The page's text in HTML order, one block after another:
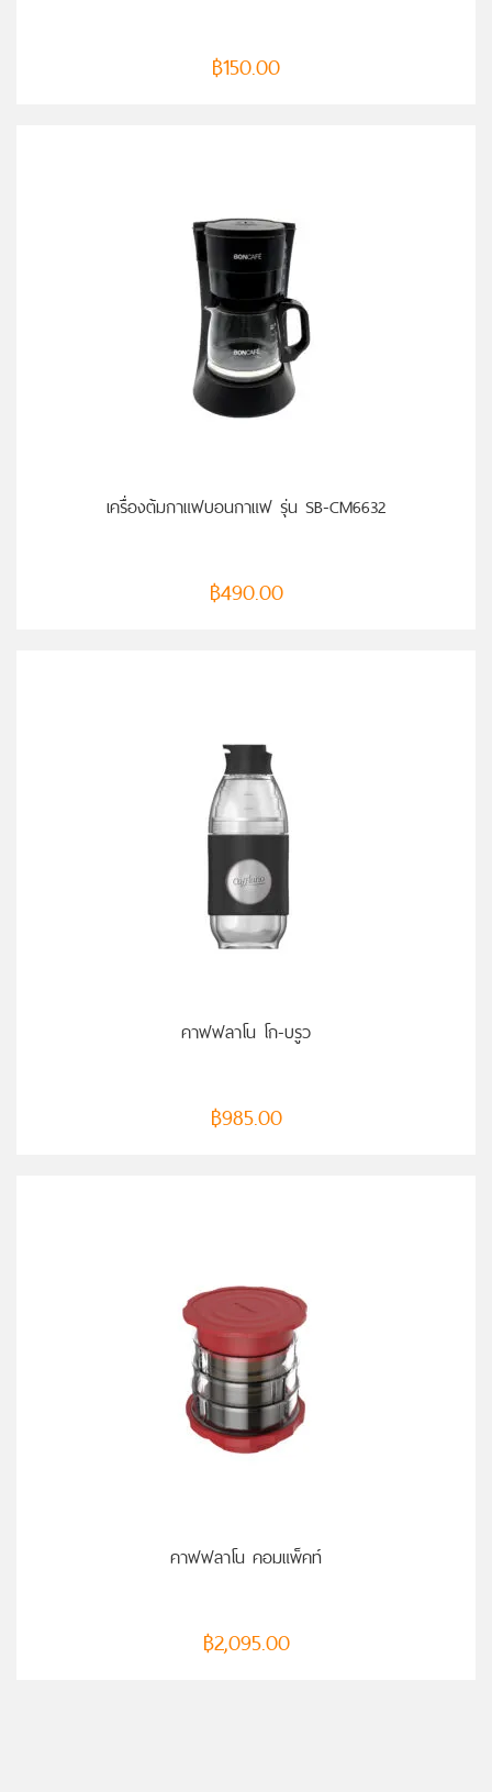
฿150.00
เครื่องต้มกาแฟบอนกาแฟ รุ่น SB-CM6632
฿490.00
คาฟฟลาโน โก-บรูว
฿985.00
คาฟฟลาโน คอมแพ็คท์
฿2,095.00